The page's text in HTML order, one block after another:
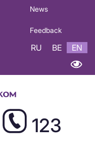
News
Feedback
RU BE EN
123